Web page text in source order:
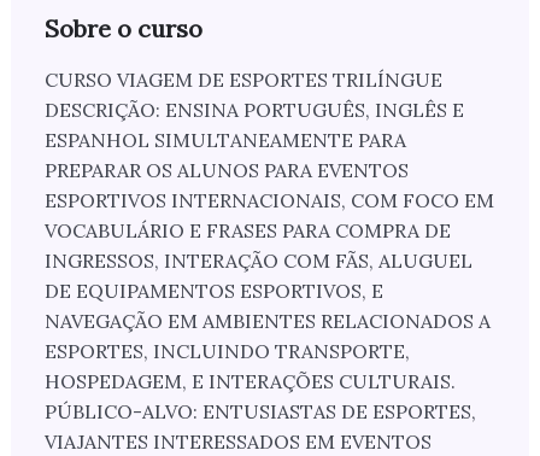
Sobre o curso
CURSO VIAGEM DE ESPORTES TRILÍNGUE
DESCRIÇÃO: ENSINA PORTUGUÊS, INGLÊS E
ESPANHOL SIMULTANEAMENTE PARA
PREPARAR OS ALUNOS PARA EVENTOS
ESPORTIVOS INTERNACIONAIS, COM FOCO EM
VOCABULÁRIO E FRASES PARA COMPRA DE
INGRESSOS, INTERAÇÃO COM FÃS, ALUGUEL
DE EQUIPAMENTOS ESPORTIVOS, E
NAVEGAÇÃO EM AMBIENTES RELACIONADOS A
ESPORTES, INCLUINDO TRANSPORTE,
HOSPEDAGEM, E INTERAÇÕES CULTURAIS.
PÚBLICO-ALVO: ENTUSIASTAS DE ESPORTES,
VIAJANTES INTERESSADOS EM EVENTOS